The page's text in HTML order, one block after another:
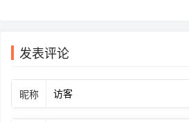
发表评论
昵称